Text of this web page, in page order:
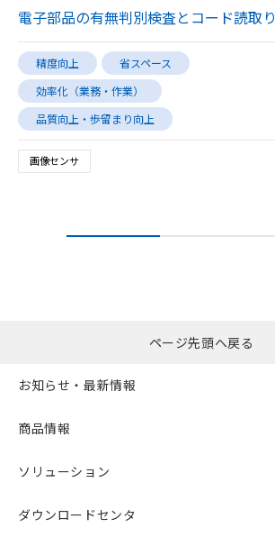
電子部品の有無判別検査とコード読取り
精度向上
省スペース
効率化（業務・作業）
品質向上・歩留まり向上
画像センサ
ページ先頭へ戻る
お知らせ・最新情報
商品情報
ソリューション
ダウンロードセンタ